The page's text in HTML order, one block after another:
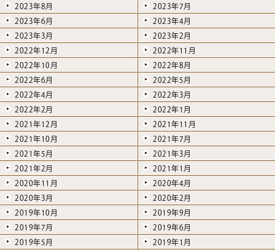
2023年8月
2023年7月
2023年6月
2023年4月
2023年3月
2023年2月
2022年12月
2022年11月
2022年10月
2022年8月
2022年6月
2022年5月
2022年4月
2022年3月
2022年2月
2022年1月
2021年12月
2021年11月
2021年10月
2021年7月
2021年5月
2021年3月
2021年2月
2021年1月
2020年11月
2020年4月
2020年3月
2020年2月
2019年10月
2019年9月
2019年7月
2019年6月
2019年5月
2019年1月